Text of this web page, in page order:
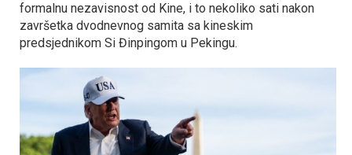
formalnu nezavisnost od Kine, i to nekoliko sati nakon
završetka dvodnevnog samita sa kineskim
predsjednikom Si Đinpingom u Pekingu.